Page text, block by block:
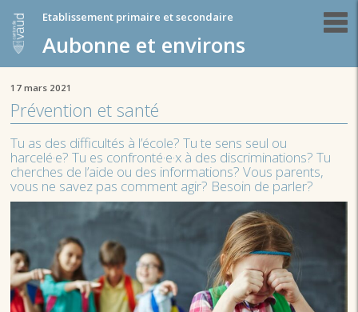
Etablissement primaire et secondaire
Aubonne et environs
17 mars 2021
Prévention et santé
Tu as des difficultés à l’école? Tu te sens seul ou
harcelé·e? Tu es confronté·e·x à des discriminations? Tu
cherches de l’aide ou des informations? Vous parents,
vous ne savez pas comment agir? Besoin de parler?